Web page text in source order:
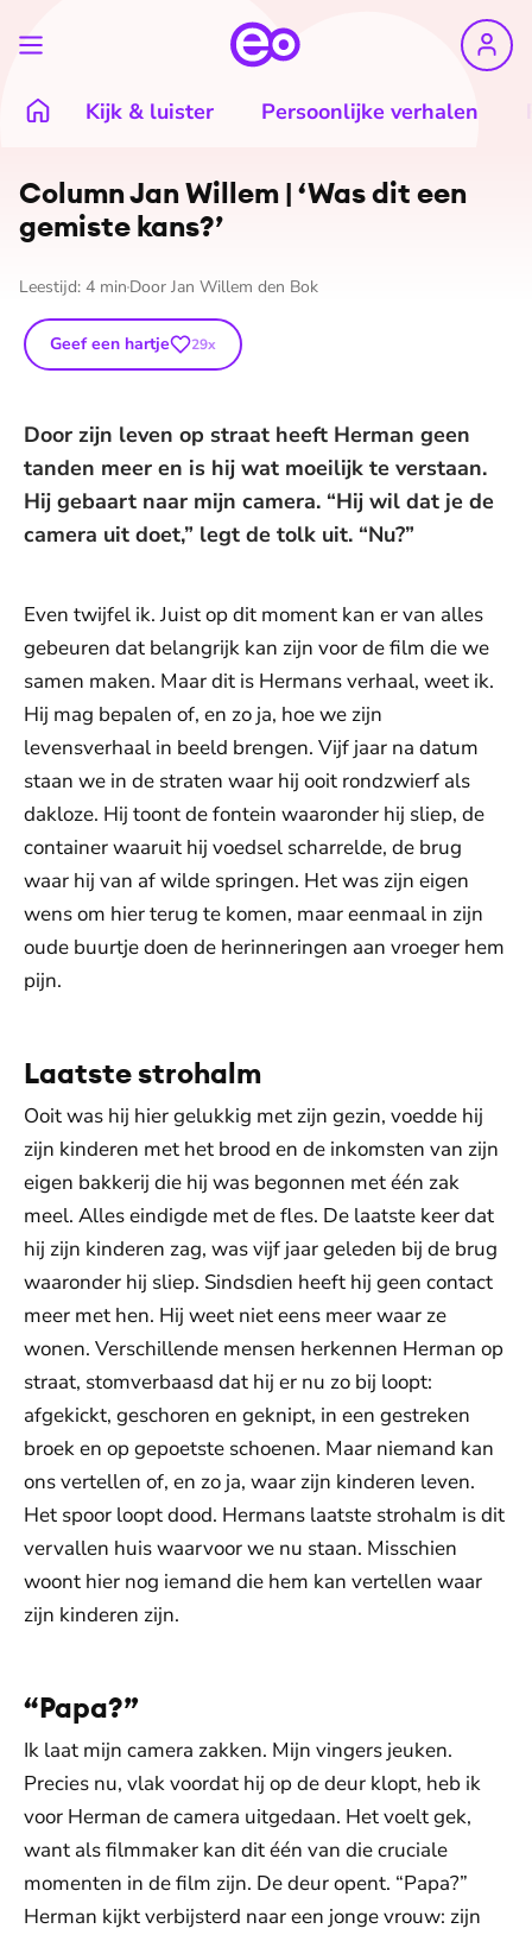
Kijk & luister Persoonlijke verhalen
Column Jan Willem | ‘Was dit een
gemiste kans?’
Leestijd: 4 min Door Jan Willem den Bok
Geef een hartje 29x
Door zijn leven op straat heeft Herman geen
tanden meer en is hij wat moeilijk te verstaan.
Hij gebaart naar mijn camera. “Hij wil dat je de
camera uit doet,” legt de tolk uit. “Nu?”
Even twijfel ik. Juist op dit moment kan er van alles
gebeuren dat belangrijk kan zijn voor de film die we
samen maken. Maar dit is Hermans verhaal, weet ik.
Hij mag bepalen of, en zo ja, hoe we zijn
levensverhaal in beeld brengen. Vijf jaar na datum
staan we in de straten waar hij ooit rondzwierf als
dakloze. Hij toont de fontein waaronder hij sliep, de
container waaruit hij voedsel scharrelde, de brug
waar hij van af wilde springen. Het was zijn eigen
wens om hier terug te komen, maar eenmaal in zijn
oude buurtje doen de herinneringen aan vroeger hem
pijn.
Laatste strohalm
Ooit was hij hier gelukkig met zijn gezin, voedde hij
zijn kinderen met het brood en de inkomsten van zijn
eigen bakkerij die hij was begonnen met één zak
meel. Alles eindigde met de fles. De laatste keer dat
hij zijn kinderen zag, was vijf jaar geleden bij de brug
waaronder hij sliep. Sindsdien heeft hij geen contact
meer met hen. Hij weet niet eens meer waar ze
wonen. Verschillende mensen herkennen Herman op
straat, stomverbaasd dat hij er nu zo bij loopt:
afgekickt, geschoren en geknipt, in een gestreken
broek en op gepoetste schoenen. Maar niemand kan
ons vertellen of, en zo ja, waar zijn kinderen leven.
Het spoor loopt dood. Hermans laatste strohalm is dit
vervallen huis waarvoor we nu staan. Misschien
woont hier nog iemand die hem kan vertellen waar
zijn kinderen zijn.
“Papa?”
Ik laat mijn camera zakken. Mijn vingers jeuken.
Precies nu, vlak voordat hij op de deur klopt, heb ik
voor Herman de camera uitgedaan. Het voelt gek,
want als filmmaker kan dit één van die cruciale
momenten in de film zijn. De deur opent. “Papa?”
Herman kijkt verbijsterd naar een jonge vrouw: zijn